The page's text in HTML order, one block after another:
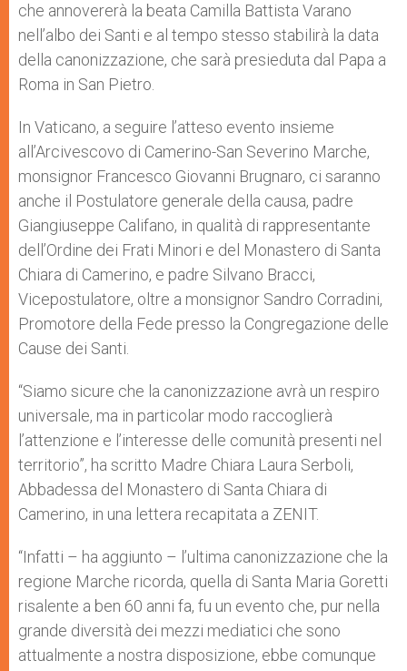
che annovererà la beata Camilla Battista Varano
nell’albo dei Santi e al tempo stesso stabilirà la data
della canonizzazione, che sarà presieduta dal Papa a
Roma in San Pietro.
In Vaticano, a seguire l’atteso evento insieme
all’Arcivescovo di Camerino-San Severino Marche,
monsignor Francesco Giovanni Brugnaro, ci saranno
anche il Postulatore generale della causa, padre
Giangiuseppe Califano, in qualità di rappresentante
dell’Ordine dei Frati Minori e del Monastero di Santa
Chiara di Camerino, e padre Silvano Bracci,
Vicepostulatore, oltre a monsignor Sandro Corradini,
Promotore della Fede presso la Congregazione delle
Cause dei Santi.
“Siamo sicure che la canonizzazione avrà un respiro
universale, ma in particolar modo raccoglierà
l’attenzione e l’interesse delle comunità presenti nel
territorio”, ha scritto Madre Chiara Laura Serboli,
Abbadessa del Monastero di Santa Chiara di
Camerino, in una lettera recapitata a ZENIT.
“Infatti – ha aggiunto – l’ultima canonizzazione che la
regione Marche ricorda, quella di Santa Maria Goretti
risalente a ben 60 anni fa, fu un evento che, pur nella
grande diversità dei mezzi mediatici che sono
attualmente a nostra disposizione, ebbe comunque